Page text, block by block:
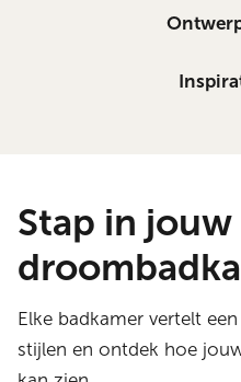
Stap in jouw
Elke badkamer vertelt
stijlen en ontdek hoe